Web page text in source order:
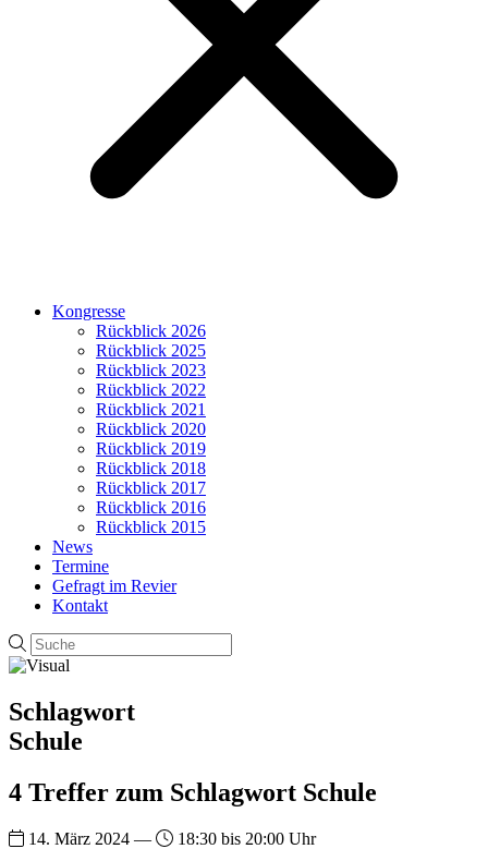
Kongresse
Rückblick 2026
Rückblick 2025
Rückblick 2023
Rückblick 2022
Rückblick 2021
Rückblick 2020
Rückblick 2019
Rückblick 2018
Rückblick 2017
Rückblick 2016
Rückblick 2015
News
Termine
Gefragt im Revier
Kontakt
Schlagwort
Schule
4 Treffer zum Schlagwort Schule
14. März 2024 — 18:30 bis 20:00 Uhr